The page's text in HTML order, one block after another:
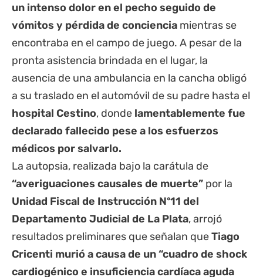
un intenso dolor en el pecho seguido de
vómitos y pérdida de conciencia mientras se
encontraba en el campo de juego. A pesar de la
pronta asistencia brindada en el lugar, la
ausencia de una ambulancia en la cancha obligó
a su traslado en el automóvil de su padre hasta el
hospital Cestino, donde lamentablemente fue
declarado fallecido pese a los esfuerzos
médicos por salvarlo.
La autopsia, realizada bajo la carátula de
“averiguaciones causales de muerte” por la
Unidad Fiscal de Instrucción Nº11 del
Departamento Judicial de La Plata, arrojó
resultados preliminares que señalan queTiago
Cricenti murió a causa de un “cuadro de shock
cardiogénico e insuficiencia cardíaca aguda